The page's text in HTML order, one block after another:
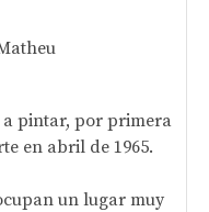
a pintar, por primera
en abril de 1965.
un lugar muy